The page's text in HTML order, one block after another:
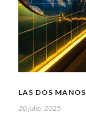
LAS DOS MANOS
20 julio, 2025